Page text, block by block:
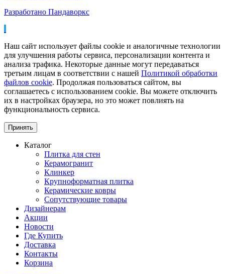
Разработано Пандаворкс
Наш сайт использует файлы cookie и аналогичные технологии
для улучшения работы сервиса, персонализации контента и
анализа трафика. Некоторые данные могут передаваться
третьим лицам в соответствии с нашей Политикой обработки
файлов cookie. Продолжая пользоваться сайтом, вы
соглашаетесь с использованием cookie. Вы можете отключить
их в настройках браузера, но это может повлиять на
функциональность сервиса.
Принять
Каталог
Плитка для стен
Керамогранит
Клинкер
Крупноформатная плитка
Керамические ковры
Сопутствующие товары
Дизайнерам
Акции
Новости
Где Купить
Доставка
Контакты
Корзина